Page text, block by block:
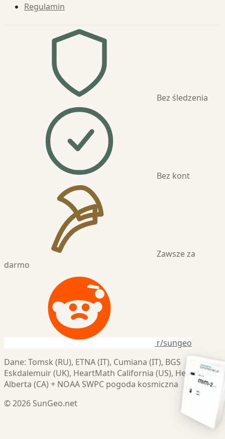
Regulamin
Bez śledzenia
Bez kont
Zawsze za
darmo
r/sungeo
Dane: Tomsk (RU), ETNA (IT), Cumiana (IT), BGS
Eskdalemuir (UK), HeartMath California (US), HeartMath
Alberta (CA) + NOAA SWPC pogoda kosmiczna
© 2026 SunGeo.net